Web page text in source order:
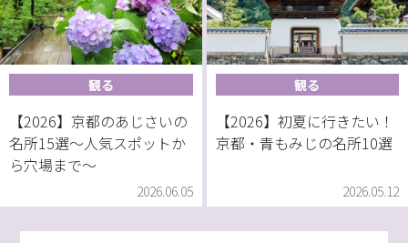
観る
【2026】京都のあじさいの
名所15選〜人気スポットか
ら穴場まで〜
2026.06.05
観る
【2026】初夏に行きたい！
京都・青もみじの名所10選
2026.05.12